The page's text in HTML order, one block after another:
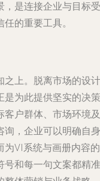
，是连接企业与目标受
的重要工具。
之上。脱离市场的设计
是为此提供坚实的决策
客户群体、市场环境及
询，企业可以明确自身
为VI系统与画册内容的
号和每一句文案都精准